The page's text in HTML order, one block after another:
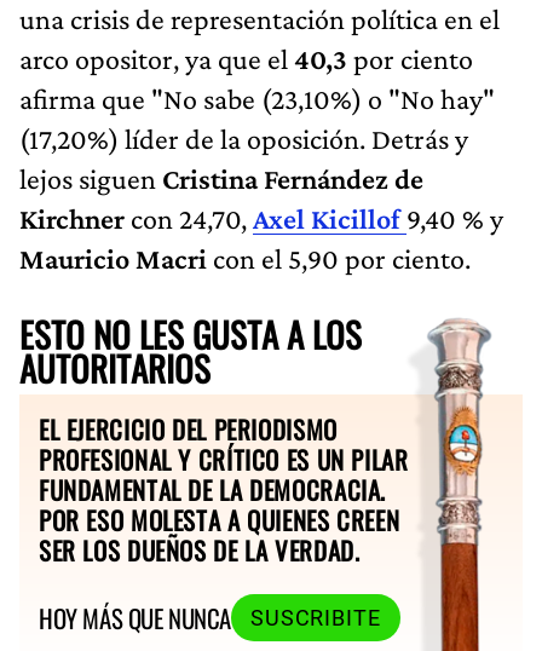
una crisis de representación política en el
arco opositor, ya que el 40,3 por ciento
afirma que "No sabe (23,10%) o "No hay"
(17,20%) líder de la oposición. Detrás y
lejos siguen Cristina Fernández de
Kirchner con 24,70,Axel Kicillof 9,40 % y
Mauricio Macri con el 5,90 por ciento.
ESTO NO LES GUSTA A LOS
AUTORITARIOS
EL EJERCICIO DEL PERIODISMO
PROFESIONAL Y CRÍTICO ES UN PILAR
FUNDAMENTAL DE LA DEMOCRACIA.
POR ESO MOLESTA A QUIENES CREEN
SER LOS DUEÑOS DE LA VERDAD.
HOY MÁS QUE NUNCA
SUSCRIBITE